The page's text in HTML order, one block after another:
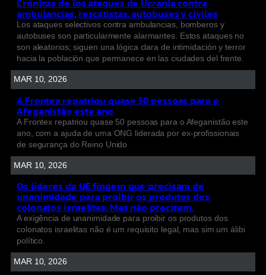
Crónicas de los ataques de Ucrania contra
ambulancias, rescatistas, autobuses y civiles
Los ataques selectivos contra ambulancias, bomberos y
autobuses son particularmente alarmantes. Estos ataques no
son aleatorios; siguen una lógica clara de intimidación y terror
hacia la población que permanece en las ciudades del frente.
MAR 10, 2026
A Frontex repatriou quase 50 pessoas para o
Afeganistão este ano
A Frontex repatriou quase 50 pessoas para o Afeganistão este
ano, com a ajuda de uma ONG liderada por ex-profissionais
de segurança do Reino Unido
MAR 10, 2026
Os líderes da UE fingem que precisam de
unanimidade para proibir os produtos dos
colonatos israelitas. Mas não precisam.
A exigência de unanimidade para proibir os produtos dos
colonatos israelitas não é um requisito legal, mas sim um álibi
político.
MAR 10, 2026